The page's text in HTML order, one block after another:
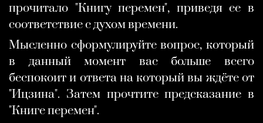
прочитало "Книгу перемен", приведя ее в
соответствие с духом времени.
Мысленно сформулируйте вопрос, который
в данный момент вас больше всего
беспокоит и ответа на который вы ждёте от
"Ицзина". Затем прочтите предсказание в
"Книге перемен".